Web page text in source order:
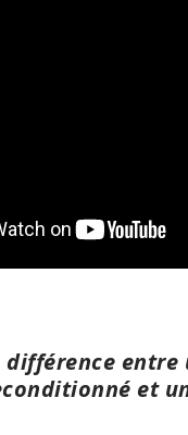
différence entre
et